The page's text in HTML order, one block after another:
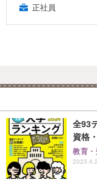
正社員
全93
資格
教育・